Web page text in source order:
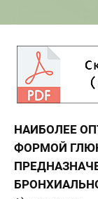
НАИБОЛЕЕ
ФОРМОЙ